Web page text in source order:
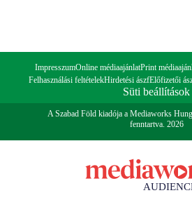
ImpresszumOnline médiaajánlatPrint
Felhasználási feltételekHirdetési ászfElőfizetői
Süti beállítások
A Szabad Föld kiadója a Mediaworks
fenntartva. 2026